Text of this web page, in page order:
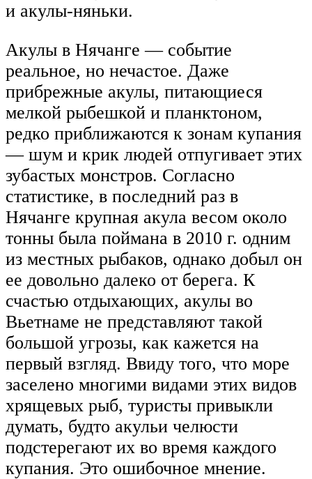
и акулы-няньки.
Акулы в Нячанге — событие
реальное, но нечастое. Даже
прибрежные акулы, питающиеся
мелкой рыбешкой и планктоном,
редко приближаются к зонам купания
— шум и крик людей отпугивает этих
зубастых монстров. Согласно
статистике, в последний раз в
Нячанге крупная акула весом около
тонны была поймана в 2010 г. одним
из местных рыбаков, однако добыл он
ее довольно далеко от берега. К
счастью отдыхающих, акулы во
Вьетнаме не представляют такой
большой угрозы, как кажется на
первый взгляд. Ввиду того, что море
заселено многими видами этих видов
хрящевых рыб, туристы привыкли
думать, будто акульи челюсти
подстерегают их во время каждого
купания. Это ошибочное мнение.